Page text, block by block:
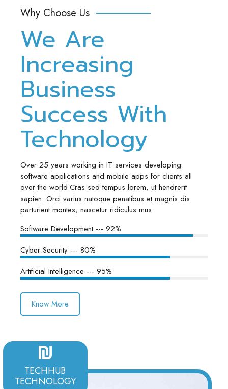
Why Choose Us
We Are
Increasing
Business
Success With
Technology
Over 25 years working in IT services developing
software applications and mobile apps for clients all
over the world.Cras sed tempus lorem, ut hendrerit
sapien. Orci varius natoque penatibus et magnis dis
parturient montes, nascetur ridiculus mus.
Software Development --- 92%
Cyber Security --- 80%
Artificial Intelligence --- 95%
Know More
TECHHUB
TECHNOLOGY